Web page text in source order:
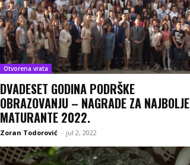
Otvorena vrata
DVADESET GODINA PODRŠKE
OBRAZOVANJU – NAGRADE ZA NAJBOLJE
MATURANTE 2022.
Zoran Todorović - jul 2, 2022